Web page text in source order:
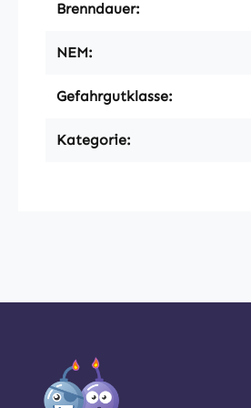
Brenndauer:
NEM:
Gefahrgutklasse:
Kategorie: